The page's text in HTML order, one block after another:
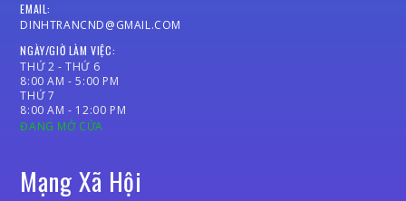
EMAIL:
DINHTRANCND@GMAIL.COM
NGÀY/GIỜ LÀM VIỆC:
THỨ 2 - THỨ 6
8:00 AM - 5:00 PM
THỨ 7
8:00 AM - 12:00 PM
ĐANG MỞ CỬA
Mạng Xã Hội